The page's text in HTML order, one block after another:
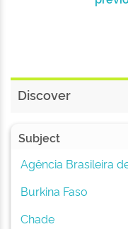
Discover
Subject
Agência Brasileira
Burkina Faso
Chade